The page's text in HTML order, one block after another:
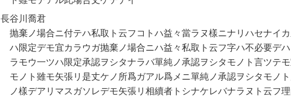
長谷川喬君
抛棄ノ場合ニ付テハ私取ト云フコトハ益々當ラヌ樣ニナリハセナイ
ハ限定デモ宜カラウガ抛棄ノ場合ニハ益々私取ト云フ字ハ不必要デ
ラモウ一ツハ限定承認ヲシタナラバ單純ノ承認ヲシタモノト言ツテ
モノト雖モ矢張リ是丈ケノ所爲ガアル爲メニ單純ノ承認ヲシタモノ
ノ樣デアリマスガソレデモ矢張リ相續者トシナケレバナラヌト云フ